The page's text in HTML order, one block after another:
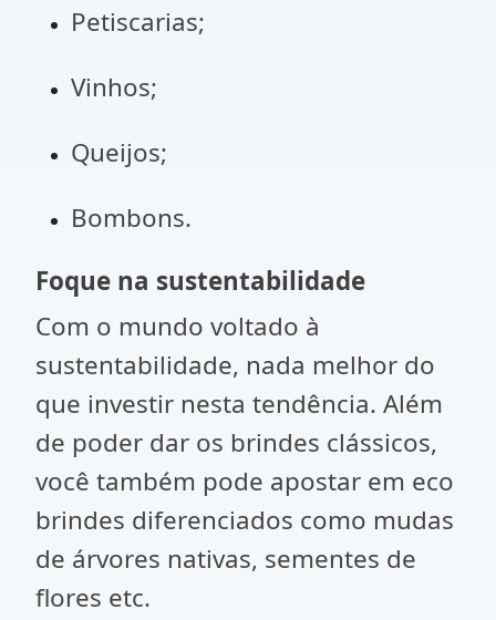
Petiscarias;
Vinhos;
Queijos;
Bombons.
Foque na sustentabilidade
Com o mundo voltado à
sustentabilidade, nada melhor do
que investir nesta tendência. Além
de poder dar os brindes clássicos,
você também pode apostar em eco
brindes diferenciados como mudas
de árvores nativas, sementes de
flores etc.